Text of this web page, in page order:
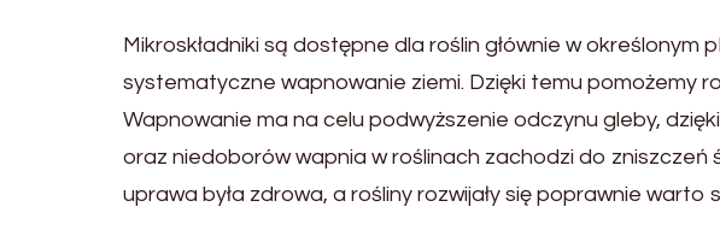
Mikroskładniki są dostępne dla roślin głównie w
systematyczne wapnowanie ziemi. Dzięki temu pomożemy
Wapnowanie ma na celu podwyższenie odczynu gleby,
oraz niedoborów wapnia w roślinach zachodzi do
uprawa była zdrowa, a rośliny rozwijały się poprawnie